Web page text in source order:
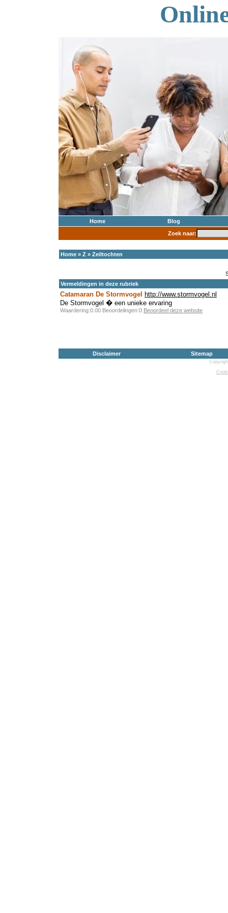
Home
Blog
Zoek naar:
Home » Z » Zeiltochten
Vermeldingen in deze rubriek
Catamaran De Stormvogel
http://www.stormvogel.nl
De Stormvogel � een unieke ervaring
Waardering:0.00 Beoordelingen:0 Beoordeel deze website
Disclaimer Sitemap